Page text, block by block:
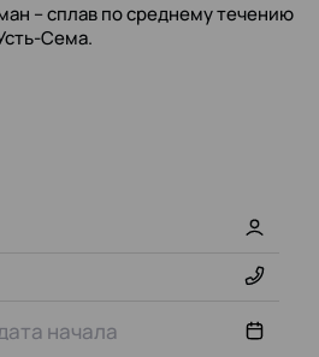
– сплав по среднему течению
Сема.